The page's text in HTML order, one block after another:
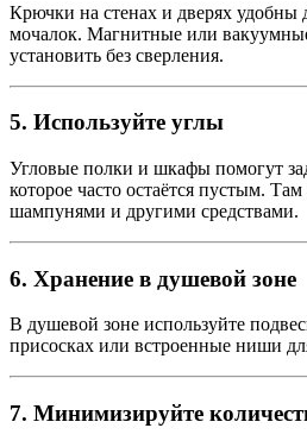
Крючки на стенах и дверях удобны
мочалок. Магнитные или
установить без сверления.
5. Используйте углы
Угловые полки и шкафы помогут
которое часто остаётся пустым.
шампунями и другими средствами.
6. Хранение в душевой зоне
В душевой зоне используйте
присосках или встроенные ниши
7. Минимизируйте